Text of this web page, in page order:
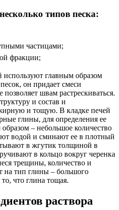
типов песка:
частицами;
фракции;
используют главным образом
он придает смеси
швам растрескиваться.
и состав и
и тощую. В кладке печей
глины, для определения ее
– небольшое количество
водой и сминают ее в плотный
в жгутик толщиной в
в кольцо вокруг черенка
трещины, количество и
на тип глины – большого
что глина тощая.
раствора